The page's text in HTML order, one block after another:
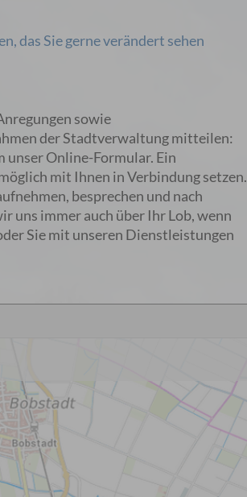
das Sie gerne verändert sehen
sowie
der Stadtverwaltung mitteilen:
unser Online-Formular. Ein
mit Ihnen in Verbindung setzen.
besprechen und nach
uns immer auch über Ihr Lob, wenn
Sie mit unseren Dienstleistungen